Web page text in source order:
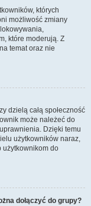
których
możliwość zmiany
które moderują. Z
temat oraz nie
dzielą całą społeczność
może należeć do
Dzięki temu
użytkowników naraz,
użytkownikom do
dołączyć do grupy?